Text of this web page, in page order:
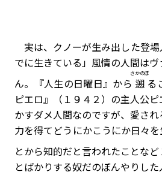
実は、クノーが生み出した登
でに生きている」風情の人間は
ん。『人生の日曜日』から 遡
さかのぼ
る
ピエロ』（１９４２）の主人公
かすダメ人間なのですが、愛さ
力を得てどうにかこうにか日々
とから知的だと言われたことなど
とばかりする奴だのぼんやりし